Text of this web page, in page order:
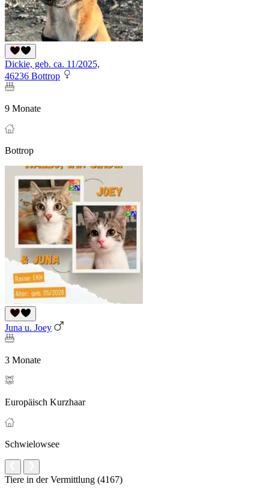
Dickie, geb. ca. 11/2025,
46236 Bottrop
9 Monate
Bottrop
Juna u. Joey
3 Monate
Europäisch Kurzhaar
Schwielowsee
Tiere in der Vermittlung (4167)